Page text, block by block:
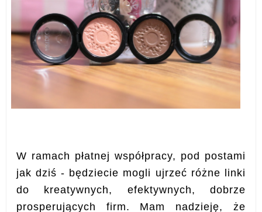
W ramach płatnej współpracy, pod postami
jak dziś - będziecie mogli ujrzeć różne linki
do kreatywnych, efektywnych, dobrze
prosperujących firm. Mam nadzieję, że